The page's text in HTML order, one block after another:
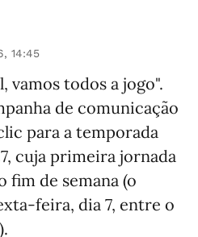
14:45
vamos todos a jogo".
de comunicação
para a temporada
cuja primeira jornada
fim de semana (o
feira, dia 7, entre o